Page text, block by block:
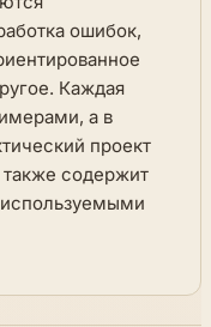
ошибок,
Каждая
а в
проект
также содержит